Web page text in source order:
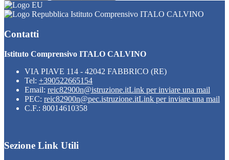
Istituto Comprensivo ITALO CALVINO
Contatti
Istituto Comprensivo ITALO CALVINO
VIA PIAVE 114 - 42042 FABBRICO (RE)
Tel: +390522665154
Email: reic82900n@istruzione.itLink per inviare una mail
PEC: reic82900n@pec.istruzione.itLink per inviare una mail
C.F.: 80014610358
Sezione Link Utili